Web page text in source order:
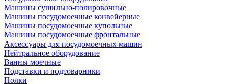
Машины сушильно-полировочные
Машины посудомоечные конвейерные
Машины посудомоечные купольные
Машины посудомоечные фронтальные
Аксессуары для посудомоечных машин
Нейтральное оборудование
Ванны моечные
Подставки и подтоварники
Полки